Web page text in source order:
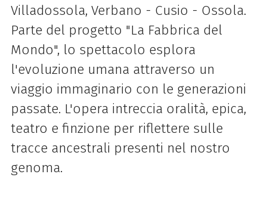
Villadossola, Verbano - Cusio - Ossola.
Parte del progetto "La Fabbrica del
Mondo", lo spettacolo esplora
l'evoluzione umana attraverso un
viaggio immaginario con le generazioni
passate. L'opera intreccia oralità, epica,
teatro e finzione per riflettere sulle
tracce ancestrali presenti nel nostro
genoma.